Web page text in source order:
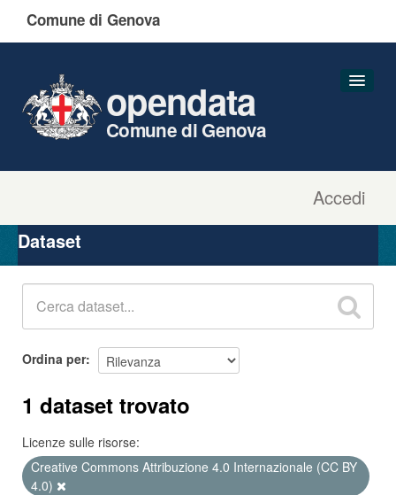
Comune di Genova
Accedi
opendata
Comune di Genova
Organizzazioni
Gruppi
Dataset
Ordina per
1 dataset trovato
Licenze sulle risorse:
Creative Commons Attribuzione 4.0 Internazionale (CC BY
4.0)